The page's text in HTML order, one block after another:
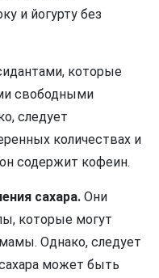
и йогурту без
которые
свободными
следует
количествах и
содержит кофеин.
сахара. Они
которые могут
Однако, следует
может быть